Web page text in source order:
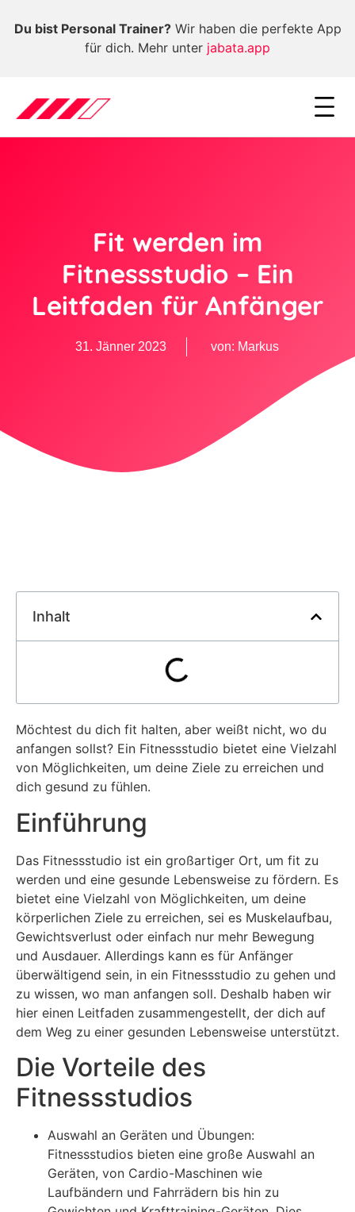
Du bist Personal Trainer?Wir haben die perfekte App
für dich. Mehr unter jabata.app
Fit werden im
Fitnessstudio – Ein
Leitfaden für Anfänger
31. Jänner 2023 von: Markus
Inhalt
Möchtest du dich fit halten, aber weißt nicht, wo du
anfangen sollst? Ein Fitnessstudio bietet eine Vielzahl
von Möglichkeiten, um deine Ziele zu erreichen und
dich gesund zu fühlen.
Einführung
Das Fitnessstudio ist ein großartiger Ort, um fit zu
werden und eine gesunde Lebensweise zu fördern. Es
bietet eine Vielzahl von Möglichkeiten, um deine
körperlichen Ziele zu erreichen, sei es Muskelaufbau,
Gewichtsverlust oder einfach nur mehr Bewegung
und Ausdauer. Allerdings kann es für Anfänger
überwältigend sein, in ein Fitnessstudio zu gehen und
zu wissen, wo man anfangen soll. Deshalb haben wir
hier einen Leitfaden zusammengestellt, der dich auf
dem Weg zu einer gesunden Lebensweise unterstützt.
Die Vorteile des
Fitnessstudios
Auswahl an Geräten und Übungen:
Fitnessstudios bieten eine große Auswahl an
Geräten, von Cardio-Maschinen wie
Laufbändern und Fahrrädern bis hin zu